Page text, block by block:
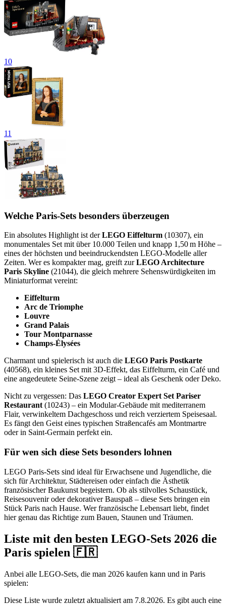
10
11
Welche Paris-Sets besonders überzeugen
Ein absolutes Highlight ist derLEGO Eiffelturm (10307), ein
monumentales Set mit über 10.000 Teilen und knapp 1,50 m Höhe –
eines der höchsten und beeindruckendsten LEGO-Modelle aller
Zeiten. Wer es kompakter mag, greift zurLEGO Architecture
Paris Skyline (21044), die gleich mehrere Sehenswürdigkeiten im
Miniaturformat vereint:
Eiffelturm
Arc de Triomphe
Louvre
Grand Palais
Tour Montparnasse
Champs-Élysées
Charmant und spielerisch ist auch die LEGO Paris Postkarte
(40568), ein kleines Set mit 3D-Effekt, das Eiffelturm, ein Café und
eine angedeutete Seine-Szene zeigt – ideal als Geschenk oder Deko.
Nicht zu vergessen: Das LEGO Creator Expert Set Pariser
Restaurant (10243) – ein Modular-Gebäude mit mediterranem
Flair, verwinkeltem Dachgeschoss und reich verziertem Speisesaal.
Es fängt den Geist eines typischen Straßencafés am Montmartre
oder in Saint-Germain perfekt ein.
Für wen sich diese Sets besonders lohnen
LEGO Paris-Sets sind ideal für Erwachsene und Jugendliche, die
sich für Architektur, Städtereisen oder einfach die Ästhetik
französischer Baukunst begeistern. Ob als stilvolles Schaustück,
Reisesouvenir oder dekorativer Bauspaß – diese Sets bringen ein
Stück Paris nach Hause. Wer französische Lebensart liebt, findet
hier genau das Richtige zum Bauen, Staunen und Träumen.
Liste mit den besten LEGO-Sets 2026 die
Paris spielen 🇫🇷
Anbei alle LEGO-Sets, die man 2026 kaufen kann und in Paris
spielen:
Diese Liste wurde zuletzt aktualisiert am 7.8.2026. Es gibt auch eine